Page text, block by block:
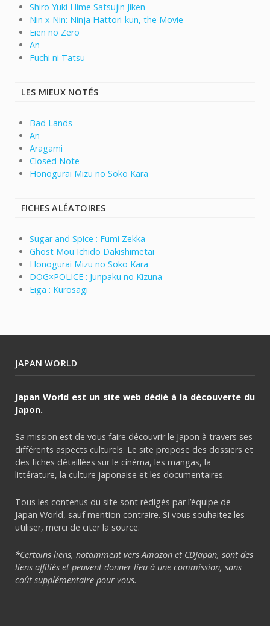
Shiro Yuki Hime Satsujin Jiken
Nin x Nin: Ninja Hattori-kun, the Movie
Eien no Zero
An
Fuchi ni Tatsu
LES MIEUX NOTÉS
Bad Lands
An
Aragami
Closed Note
Honogurai Mizu no Soko Kara
FICHES ALÉATOIRES
Sugar and Spice : Fumi Zekka
Ghost Mou Ichido Dakishimetai
Honogurai Mizu no Soko Kara
DOG×POLICE : Junpaku no Kizuna
Eiga : Kurosagi
JAPAN WORLD
Japan World est un site web dédié à la découverte du
Japon.
Sa mission est de vous faire découvrir le Japon à travers ses
différents aspects culturels. Le site propose des dossiers et
des fiches détaillées sur le cinéma, les mangas, la
littérature, la culture japonaise et les documentaires.
Tous les contenus du site sont rédigés par l’équipe de
Japan World, sauf mention contraire. Si vous souhaitez les
utiliser, merci de citer la source.
*Certains liens, notamment vers Amazon et CDJapan, sont des
liens affiliés et peuvent donner lieu à une commission, sans
coût supplémentaire pour vous.